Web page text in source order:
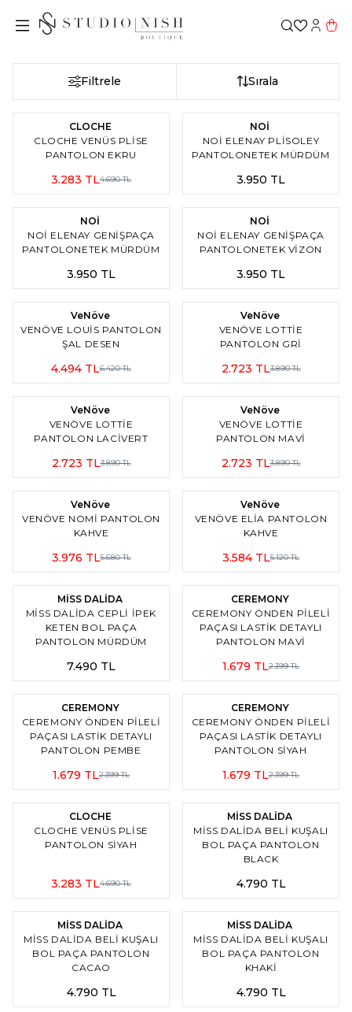
Filtrele Sırala
İndirim
2
CLOCHE
CLOCHE VENÜS PLISE
PANTOLON EKRU
4.690TL
3.283 TL
NOİ
NOI ELENAY PLISOLEY
PANTOLONETEK MÜRDÜM
3.950 TL
2
NOİ
NOI ELENAY GENIŞPAÇA
PANTOLONETEK MÜRDÜM
3.950 TL
2
NOİ
NOI ELENAY GENIŞPAÇA
PANTOLONETEK VİZON
3.950 TL
İndirimVeNöve
VENÖVE LOUIS PANTOLON
ŞAL DESEN
6.420TL
4.494 TL
İndirim
3
VeNöve
VENÖVE LOTTIE
PANTOLON GRİ
3.890TL
2.723 TL
İndirim
3
VeNöve
VENÖVE LOTTIE
PANTOLON LACİVERT
3.890TL
2.723 TL
İndirim
3
VeNöve
VENÖVE LOTTIE
PANTOLON MAVİ
3.890TL
2.723 TL
İndirimVeNöve
VENÖVE NOMI PANTOLON
KAHVE
5.680TL
3.976 TL
İndirimVeNöve
VENÖVE ELIA PANTOLON
KAHVE
5.120TL
3.584 TL
5
MİSS DALİDA
MISS DALIDA CEPLI İPEK
KETEN BOL PAÇA
PANTOLON MÜRDÜM
7.490 TL
İndirim
3
CEREMONY
CEREMONY ÖNDEN PILELI
PAÇASI LASTIK DETAYLI
PANTOLON MAVİ
2.399TL
1.679 TL
İndirim
3
CEREMONY
CEREMONY ÖNDEN PILELI
PAÇASI LASTIK DETAYLI
PANTOLON PEMBE
2.399TL
1.679 TL
İndirim
3
CEREMONY
CEREMONY ÖNDEN PILELI
PAÇASI LASTIK DETAYLI
PANTOLON SİYAH
2.399TL
1.679 TL
İndirim
2
CLOCHE
CLOCHE VENÜS PLISE
PANTOLON SİYAH
4.690TL
3.283 TL
3
MİSS DALİDA
MISS DALIDA BELI KUŞALI
BOL PAÇA PANTOLON
BLACK
4.790 TL
3
MİSS DALİDA
MISS DALIDA BELI KUŞALI
BOL PAÇA PANTOLON
CACAO
4.790 TL
3
MİSS DALİDA
MISS DALIDA BELI KUŞALI
BOL PAÇA PANTOLON
KHAKİ
4.790 TL
2 2